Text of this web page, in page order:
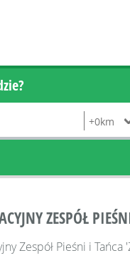
ZESPÓŁ
Zespół Pieśni i